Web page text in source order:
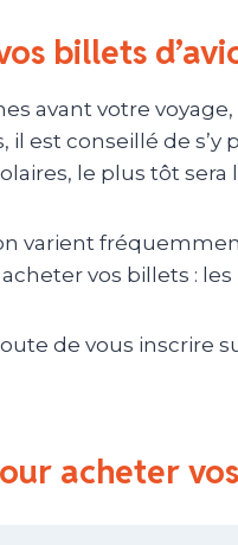
billets
avant votre
il est conseillé de s’y
le plus tôt sera
varient
vos billets :
de vous inscrire
acheter